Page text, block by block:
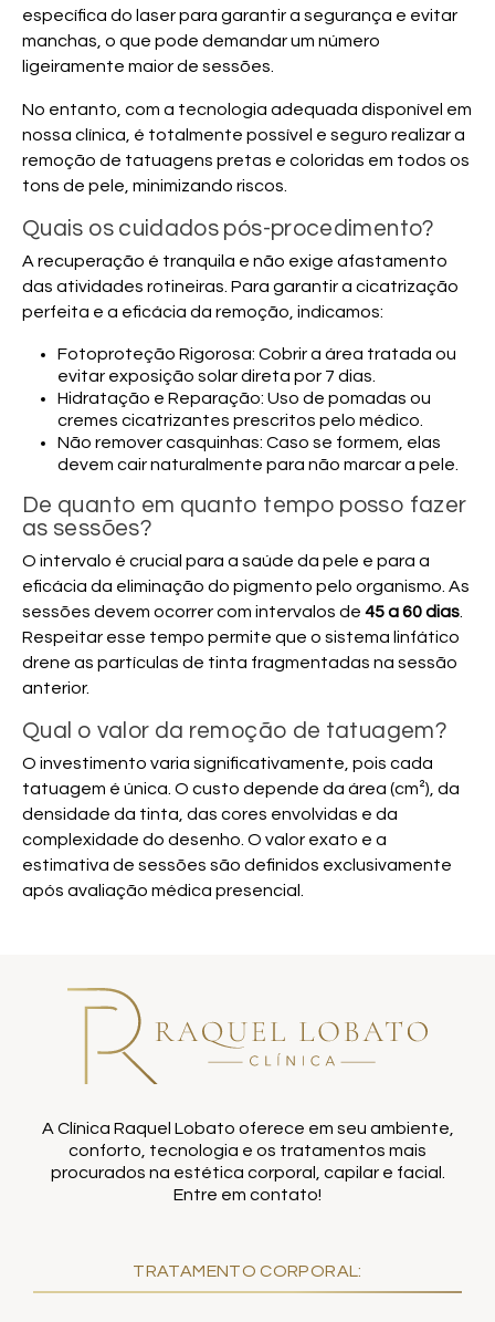
específica do laser para garantir a segurança e evitar
manchas, o que pode demandar um número
ligeiramente maior de sessões.
No entanto, com a tecnologia adequada disponível em
nossa clínica, é totalmente possível e seguro realizar a
remoção de tatuagens pretas e coloridas em todos os
tons de pele, minimizando riscos.
Quais os cuidados pós-procedimento?
A recuperação é tranquila e não exige afastamento
das atividades rotineiras. Para garantir a cicatrização
perfeita e a eficácia da remoção, indicamos:
Fotoproteção Rigorosa: Cobrir a área tratada ou
evitar exposição solar direta por 7 dias.
Hidratação e Reparação: Uso de pomadas ou
cremes cicatrizantes prescritos pelo médico.
Não remover casquinhas: Caso se formem, elas
devem cair naturalmente para não marcar a pele.
De quanto em quanto tempo posso fazer
as sessões?
O intervalo é crucial para a saúde da pele e para a
eficácia da eliminação do pigmento pelo organismo. As
sessões devem ocorrer com intervalos de 45 a 60 dias
Respeitar esse tempo permite que o sistema linfático
drene as partículas de tinta fragmentadas na sessão
anterior.
Qual o valor da remoção de tatuagem?
O investimento varia significativamente, pois cada
tatuagem é única. O custo depende da área (cm²), da
densidade da tinta, das cores envolvidas e da
complexidade do desenho. O valor exato e a
estimativa de sessões são definidos exclusivamente
após avaliação médica presencial.
A Clínica Raquel Lobato oferece em seu ambiente,
conforto, tecnologia e os tratamentos mais
procurados na estética corporal, capilar e facial.
Entre em contato!
TRATAMENTO CORPORAL: